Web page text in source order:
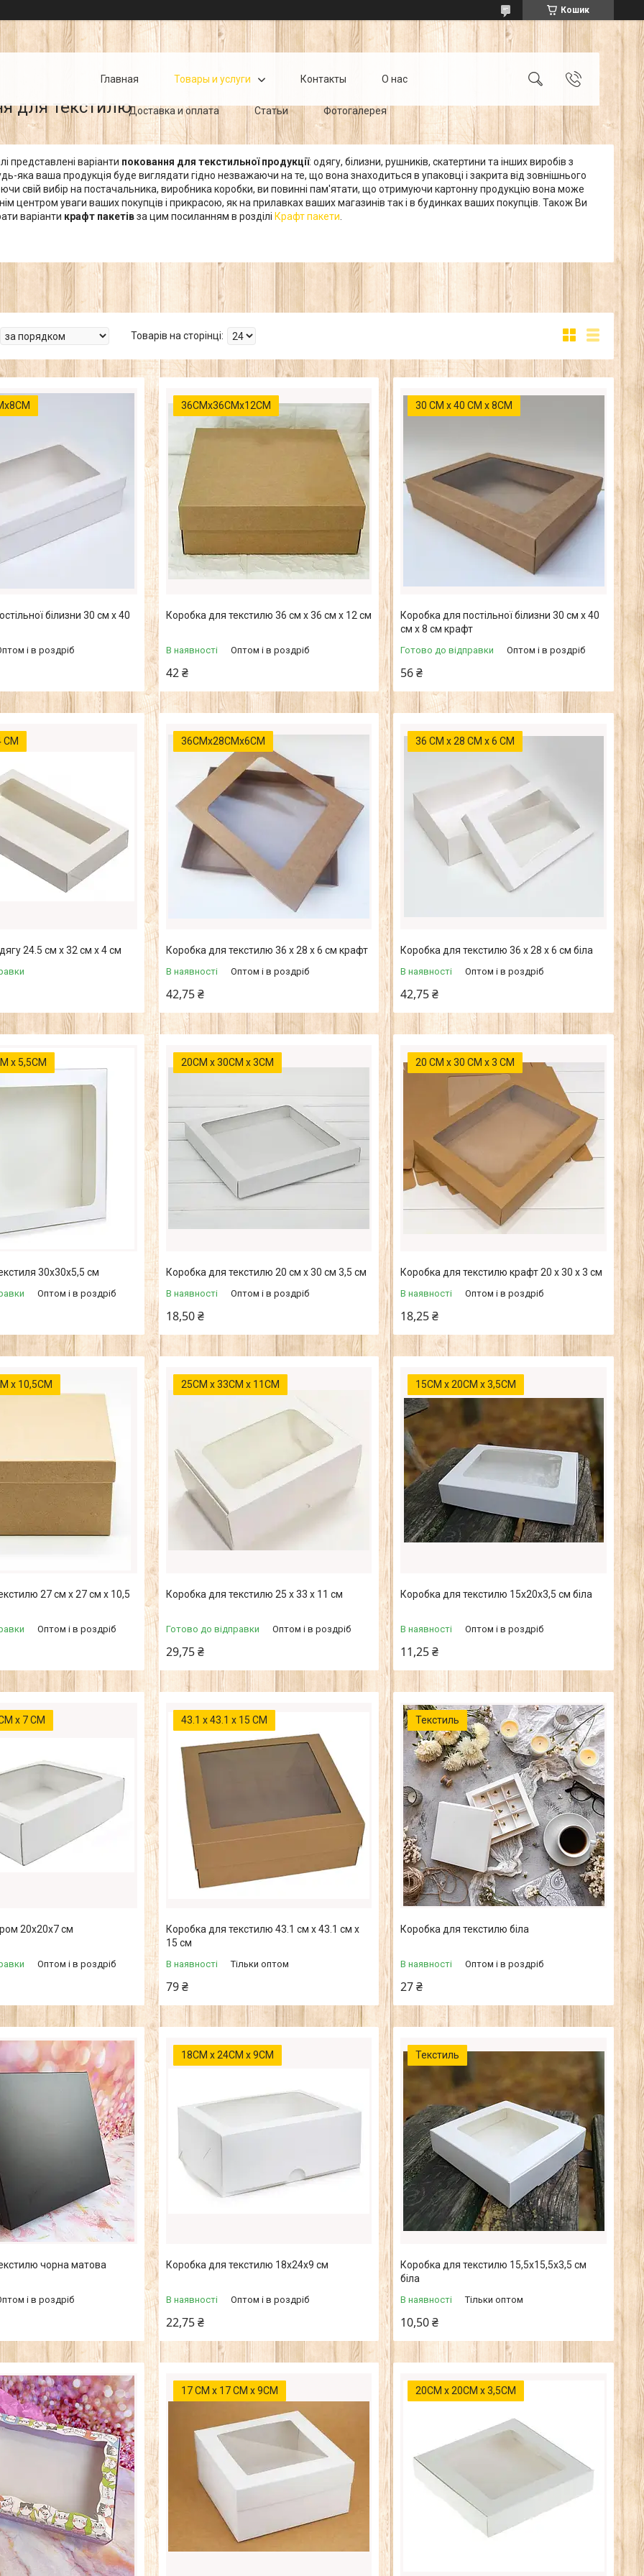
Кошик
Главная Товары и услуги Контакты О нас
Доставка и оплата Статьи Фотогалерея
для текстилю
представлені варіанти поковання для текстильної продукції: одягу, білизни, рушників, скатертини та інших виробів з
яка ваша продукція буде виглядати гідно незважаючи на те, що вона знаходиться в упаковці і закрита від зовнішнього
свій вибір на постачальника, виробника коробки, ви повинні пам'ятати, що отримуючи картонну продукцію вона може
центром уваги ваших покупців і прикрасою, як на прилавках ваших магазинів так і в будинках ваших покупців. Також Ви
варіанти крафт пакетівза цим посиланням в розділі Крафт пакети
білизни 30 см х 40
і в роздріб
36СМх36СМх12СМ
Коробка для текстилю 36 см х 36 см х 12 см
В наявності Оптом і в роздріб
42 ₴
30 СМ х 40 СМ х 8СМ
Коробка для постільної білизни 30 см х 40
см х 8 см крафт
Готово до відправки Оптом і в роздріб
56 ₴
СМ
24.5 см х 32 см х 4 см
36СМх28СМх6СМ
Коробка для текстилю 36 х 28 х 6 см крафт
В наявності Оптом і в роздріб
42,75 ₴
36 СМ х 28 СМ х 6 СМ
Коробка для текстилю 36 х 28 х 6 см біла
В наявності Оптом і в роздріб
42,75 ₴
х 5,5СМ
30х30х5,5 см
Оптом і в роздріб
20СМ х 30СМ х 3СМ
Коробка для текстилю 20 см х 30 см 3,5 см
В наявності Оптом і в роздріб
18,50 ₴
20 СМ х 30 СМ х 3 СМ
Коробка для текстилю крафт 20 х 30 х 3 см
В наявності Оптом і в роздріб
18,25 ₴
х 10,5СМ
27 см х 27 см х 10,5
Оптом і в роздріб
25СМ х 33СМ х 11СМ
Коробка для текстилю 25 х 33 х 11 см
Готово до відправки Оптом і в роздріб
29,75 ₴
15СМ х 20СМ х 3,5СМ
Коробка для текстилю 15х20х3,5 см біла
В наявності Оптом і в роздріб
11,25 ₴
х 7 СМ
20х20х7 см
Оптом і в роздріб
43.1 х 43.1 х 15 СМ
Коробка для текстилю 43.1 см х 43.1 см х
15 см
В наявності Тільки оптом
79 ₴
Текстиль
Коробка для текстилю біла
В наявності Оптом і в роздріб
27 ₴
чорна матова
і в роздріб
18СМ х 24СМ х 9СМ
Коробка для текстилю 18х24х9 см
В наявності Оптом і в роздріб
22,75 ₴
Текстиль
Коробка для текстилю 15,5х15,5х3,5 см
біла
В наявності Тільки оптом
10,50 ₴
17 СМ х 17 СМ х 9СМ 20СМ х 20СМ х 3,5СМ